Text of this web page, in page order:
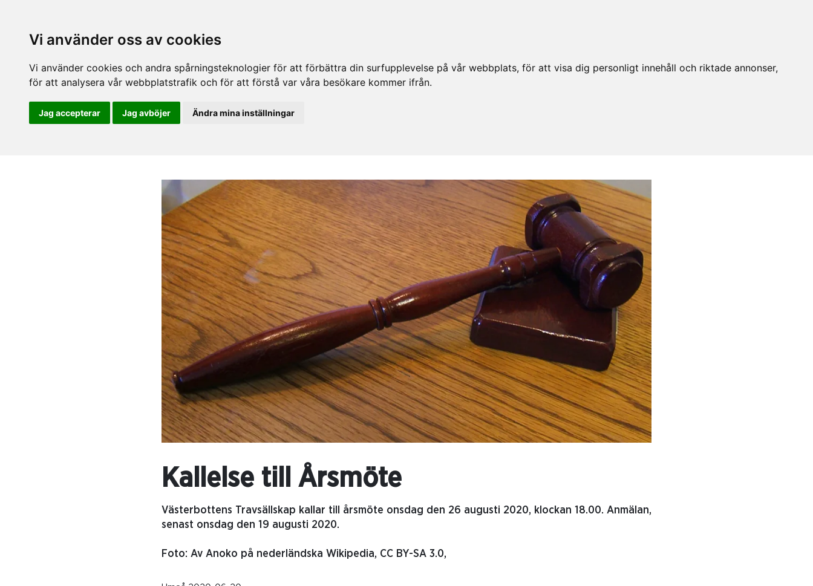
Vi använder oss av cookies
Vi använder cookies och andra spårningsteknologier för att förbättra din surfupplevelse på vår webbplats, för att visa dig personligt innehåll och riktade annonser,
för att analysera vår webbplatstrafik och för att förstå var våra besökare kommer ifrån.
Jag accepterar Jag avböjer Ändra mina inställningar
Kallelse till Årsmöte
Västerbottens Travsällskap kallar till årsmöte onsdag den 26 augusti 2020, klockan 18.00. Anmälan,
senast onsdag den 19 augusti 2020.
Foto: Av Anoko på nederländska Wikipedia, CC BY-SA 3.0,